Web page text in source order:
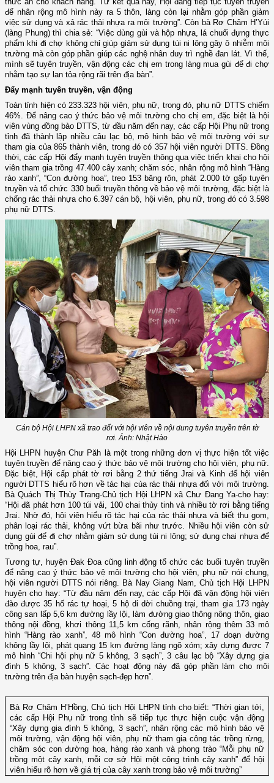
để nhân rộng mô hình này ra 5 thôn, làng còn lại nhằm góp phần giảm
việc sử dụng và xả rác thải nhựa ra môi trường”. Còn bà Rơ Châm H’Yúi
(làng Phung) thì chia sẻ: “Việc dùng gùi và hộp nhựa, lá chuối đựng thực
phẩm khi đi chợ không chỉ giúp giảm sử dụng túi ni lông gây ô nhiễm môi
trường mà còn góp phần giúp các nghệ nhân duy trì nghề đan lát. Vì thế,
mình sẽ tuyên truyền, vận động các chị em trong làng mua gùi để đi chợ
nhằm tạo sự lan tỏa rộng rãi trên địa bàn”.
Đẩy mạnh tuyên truyền, vận động
Toàn tỉnh hiện có 233.323 hội viên, phụ nữ, trong đó, phụ nữ DTTS chiếm
46%. Để nâng cao ý thức bảo vệ môi trường cho chị em, đặc biệt là hội
viên vùng đồng bào DTTS, từ đầu năm đến nay, các cấp Hội Phụ nữ trong
tỉnh đã thành lập nhiều câu lạc bộ, mô hình bảo vệ môi trường với sự
tham gia của 865 thành viên, trong đó có 357 hội viên người DTTS. Đồng
thời, các cấp Hội đẩy mạnh tuyên truyền thông qua việc triển khai cho hội
viên tham gia trồng 47.400 cây xanh; chăm sóc, nhân rộng mô hình “Hàng
rào xanh”, “Con đường hoa”, treo 153 băng rôn, phát 2.000 tờ gấp tuyên
truyền và tổ chức 330 buổi truyền thông về bảo vệ môi trường, đặc biệt là
chống rác thải nhựa cho 6.397 cán bộ, hội viên, phụ nữ, trong đó có 3.598
phụ nữ DTTS.
Cán bộ Hội LHPN xã trao đổi với hội viên về nội dung tuyên truyền trên tờ
rơi. Ảnh: Nhật Hào
Hội LHPN huyện Chư Păh là một trong những đơn vị thực hiện tốt việc
tuyên truyền để nâng cao ý thức bảo vệ môi trường cho hội viên, phụ nữ.
Đặc biệt, Hội cấp phát tờ rơi bằng 2 thứ tiếng Jrai và Kinh để hội viên
người DTTS hiểu rõ hơn về tác hại của rác thải nhựa đối với môi trường.
Bà Quách Thị Thùy Trang-Chủ tịch Hội LHPN xã Chư Đang Ya-cho hay:
“Hội đã phát hơn 100 túi vải, 100 chai thủy tinh và nhiều tờ rơi bằng tiếng
Jrai. Nhờ đó, hội viên hiểu rõ tác hại của rác thải nhựa và biết thu gom,
phân loại rác thải, không vứt bừa bãi như trước. Nhiều hội viên còn sử
dụng gùi để đi chợ nhằm giảm sử dụng túi ni lông; sử dụng chai nhựa để
trồng hoa, rau”.
Tương tự, huyện Đak Đoa cũng linh động tổ chức các buổi tuyên truyền
để nâng cao ý thức bảo vệ môi trường cho hội viên, phụ nữ nói chung,
hội viên người DTTS nói riêng. Bà Nay Giang Nam, Chủ tịch Hội LHPN
huyện cho hay: “Từ đầu năm đến nay, các cấp Hội đã vận động hội viên
đào được 35 hố rác tự hoại, 5 hộ di dời chuồng trại, tham gia 173 ngày
công san lấp 5,6 km đường lầy lội, làm đường giao thông nông thôn, giao
thông nội đồng, khơi thông 11,5 km cống rãnh, nhân rộng thêm 33 mô
hình “Hàng rào xanh”, 48 mô hình “Con đường hoa”, 17 đoạn đường
không lầy lội, phát quang 15 km đường làng ngõ xóm; xây dựng được 7
mô hình “Chi hội phụ nữ 5 không, 3 sạch”, 3 câu lạc bộ “Xây dựng gia
đình 5 không, 3 sạch”. Các hoạt động này đã góp phần làm cho môi
trường trên địa bàn huyện sạch-đẹp hơn”.
Bà Rơ Chăm H’Hồng, Chủ tịch Hội LHPN tỉnh cho biết: “Thời gian tới,
các cấp Hội Phụ nữ trong tỉnh sẽ tiếp tục thực hiện cuộc vận động
“Xây dựng gia đình 5 không, 3 sạch”, nhân rộng các mô hình bảo vệ
môi trường, vận động hội viên, phụ nữ tham gia công tác trồng rừng,
chăm sóc con đường hoa, hàng rào xanh và phong trào “Mỗi phụ nữ
trồng một cây xanh, mỗi cơ sở Hội một công trình cây xanh” để hội
viên hiểu rõ hơn về giá trị của cây xanh trong bảo vệ môi trường”